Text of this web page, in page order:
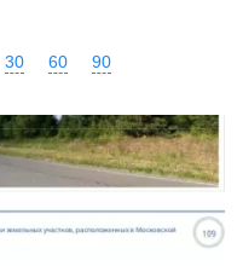
30 60 90